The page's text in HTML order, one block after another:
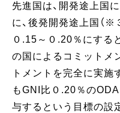
先進国は、開発途上国
に、後発開発途上国（※
０.15～０.20％にする
の国によるコミットメ
トメントを完全に実施
もGNI比０.20％の
与するという目標の設